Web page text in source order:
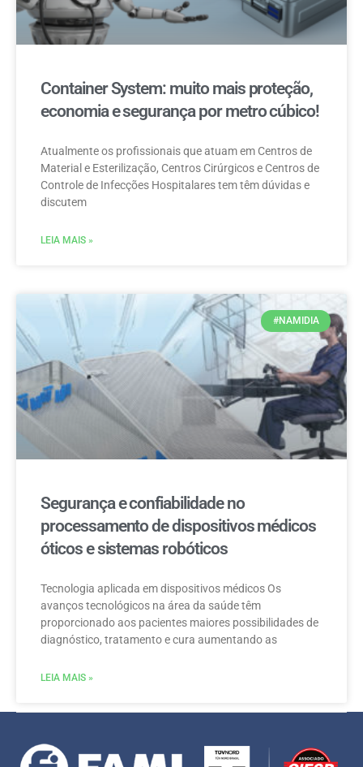
Container System: muito mais proteção,
economia e segurança por metro cúbico!
Atualmente os profissionais que atuam em Centros de
Material e Esterilização, Centros Cirúrgicos e Centros de
Controle de Infecções Hospitalares tem têm dúvidas e
discutem
LEIA MAIS »
#NAMIDIA
Segurança e confiabilidade no
processamento de dispositivos médicos
óticos e sistemas robóticos
Tecnologia aplicada em dispositivos médicos Os
avanços tecnológicos na área da saúde têm
proporcionado aos pacientes maiores possibilidades de
diagnóstico, tratamento e cura aumentando as
LEIA MAIS »